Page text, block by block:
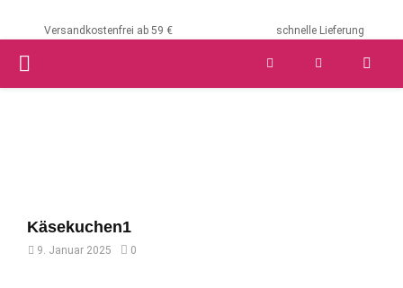
Versandkostenfrei ab 59 € schnelle Lieferung
PRIMARY
Käsekuchen1
9. Januar 2025 0